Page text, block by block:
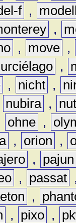
f ,
,
, move ,
,
, nicht ,
nubira ,
ohne ,
, orion ,
,
pajun
, passat
,
, pixo ,